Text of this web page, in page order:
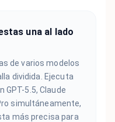
una al lado
de varios modelos
dividida. Ejecuta
GPT-5.5, Claude
simultáneamente,
más precisa para